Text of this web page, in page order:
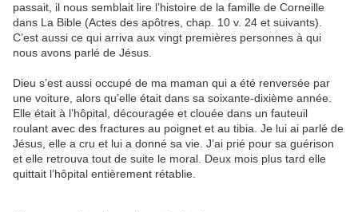
passait, il nous semblait lire l’histoire de la famille de Corneille
dans La Bible (Actes des apôtres, chap. 10 v. 24 et suivants).
C’est aussi ce qui arriva aux vingt premières personnes à qui
nous avons parlé de Jésus.
Dieu s’est aussi occupé de ma maman qui a été renversée par
une voiture, alors qu’elle était dans sa soixante-dixième année.
Elle était à l’hôpital, découragée et clouée dans un fauteuil
roulant avec des fractures au poignet et au tibia. Je lui ai parlé de
Jésus, elle a cru et lui a donné sa vie. J’ai prié pour sa guérison
et elle retrouva tout de suite le moral. Deux mois plus tard elle
quittait l’hôpital entièrement rétablie.